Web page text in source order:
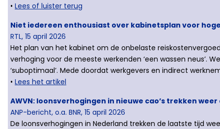
• Lees of luister terug
Niet iedereen enthousiast over kabinetsplan voor
RTL, 15 april 2026
Het plan van het kabinet om de onbelaste
verhoging voor de meeste werkenden ‘een wassen neus’.
‘suboptimaal’. Mede doordat werkgevers en indirect
• Lees het artikel
AWVN: loonsverhogingen in nieuwe cao’s trekken weer
ANP-bericht, o.a. BNR, 15 april 2026
De loonsverhogingen in Nederland trekken de laatste tijd